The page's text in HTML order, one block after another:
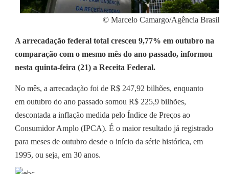
© Marcelo Camargo/Agência Brasil
A arrecadação federal total cresceu 9,77% em outubro na
comparação com o mesmo mês do ano passado, informou
nesta quinta-feira (21) a Receita Federal.
No mês, a arrecadação foi de R$ 247,92 bilhões, enquanto
em outubro do ano passado somou R$ 225,9 bilhões,
descontada a inflação medida pelo Índice de Preços ao
Consumidor Amplo (IPCA). É o maior resultado já registrado
para meses de outubro desde o início da série histórica, em
1995, ou seja, em 30 anos.